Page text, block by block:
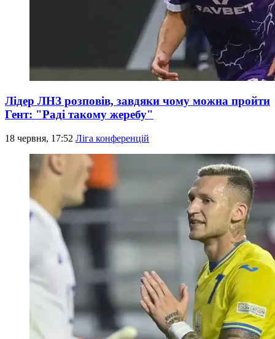
Лідер ЛНЗ розповів, завдяки чому можна пройти
Гент: "Раді такому жеребу"
18 червня, 17:52 Ліга конференцій